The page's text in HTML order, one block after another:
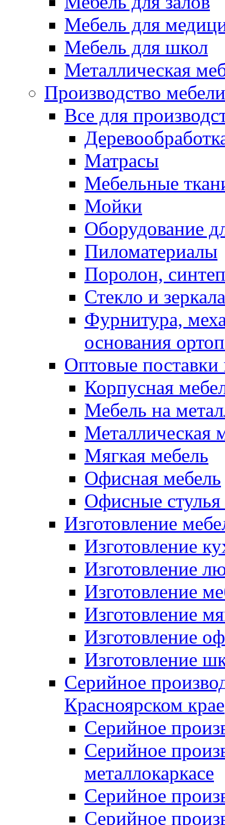
Мебель для
Мебель для школ
Металлическая
Производство мебели
Все для
Матрасы
Мебельные
Мойки
Оборудование
Пиломатериалы
Поролон,
Стекло и зеркала
Фурнитура,
основания
Оптовые поставки
Корпусная
Мебель на
Металлическая
Мягкая мебель
Офисная мебель
Офисные стулья
Изготовление
Изготовление
Изготовление
Изготовление
Изготовление
Изготовление
Изготовление
Серийное
Красноярском крае
Серийное
Серийное
металлокаркасе
Серийное
Серийное